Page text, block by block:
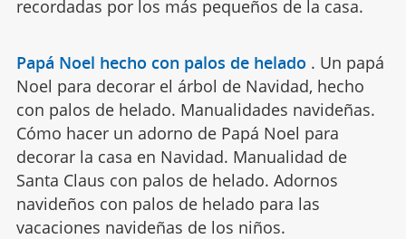
recordadas por los más pequeños de la casa.
Papá Noel hecho con palos de helado . Un papá
Noel para decorar el árbol de Navidad, hecho
con palos de helado. Manualidades navideñas.
Cómo hacer un adorno de Papá Noel para
decorar la casa en Navidad. Manualidad de
Santa Claus con palos de helado. Adornos
navideños con palos de helado para las
vacaciones navideñas de los niños.